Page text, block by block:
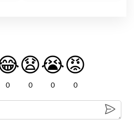
0
😧
0
😭
0
😡
0